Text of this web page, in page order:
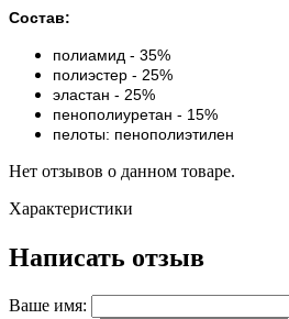
Состав:
полиамид - 35%
полиэстер - 25%
эластан - 25%
пенополиуретан - 15%
пелоты: пенополиэтилен
Нет отзывов о данном товаре.
Характеристики
Написать отзыв
Ваше имя: